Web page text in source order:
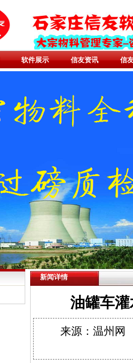
软件展示 信友资讯 信
新闻详情
油罐车
来源：温州